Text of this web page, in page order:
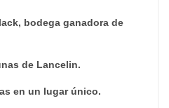
bodega ganadora de
de Lancelin.
en un lugar único.